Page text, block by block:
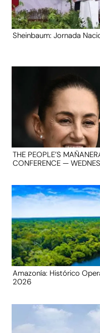
Sheinbaum: Jornada
THE PEOPLE’S
CONFERENCE —
Amazonía: Histórico
2026